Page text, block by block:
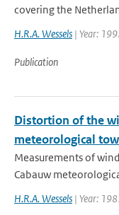
covering the
H.R.A. Wessels | Year:
Publication
Distortion of the
meteorological
Measurements of
Cabauw
H.R.A. Wessels | Year: